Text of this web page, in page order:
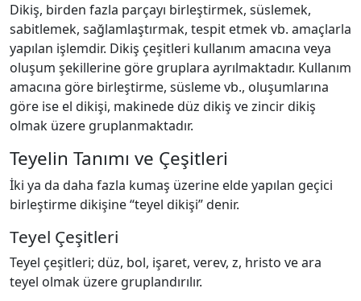
Dikiş, birden fazla parçayı birleştirmek, süslemek,
sabitlemek, sağlamlaştırmak, tespit etmek vb. amaçlarla
yapılan işlemdir. Dikiş çeşitleri kullanım amacına veya
oluşum şekillerine göre gruplara ayrılmaktadır. Kullanım
amacına göre birleştirme, süsleme vb., oluşumlarına
göre ise el dikişi, makinede düz dikiş ve zincir dikiş
olmak üzere gruplanmaktadır.
Teyelin Tanımı ve Çeşitleri
İki ya da daha fazla kumaş üzerine elde yapılan geçici
birleştirme dikişine “teyel dikişi” denir.
Teyel Çeşitleri
Teyel çeşitleri; düz, bol, işaret, verev, z, hristo ve ara
teyel olmak üzere gruplandırılır.